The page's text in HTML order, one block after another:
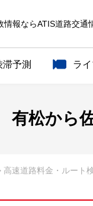
報ならATIS道路交通
滞予測 ラ
有松から
高速道路料金・ルート